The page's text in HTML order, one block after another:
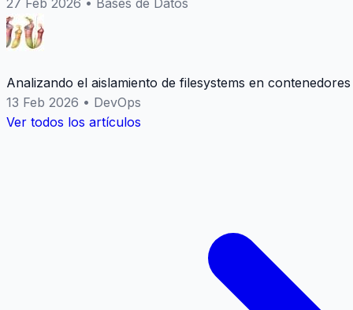
27 Feb 2026 • Bases de Datos
Analizando el aislamiento de filesystems en
13 Feb 2026 • DevOps
Ver todos los artículos